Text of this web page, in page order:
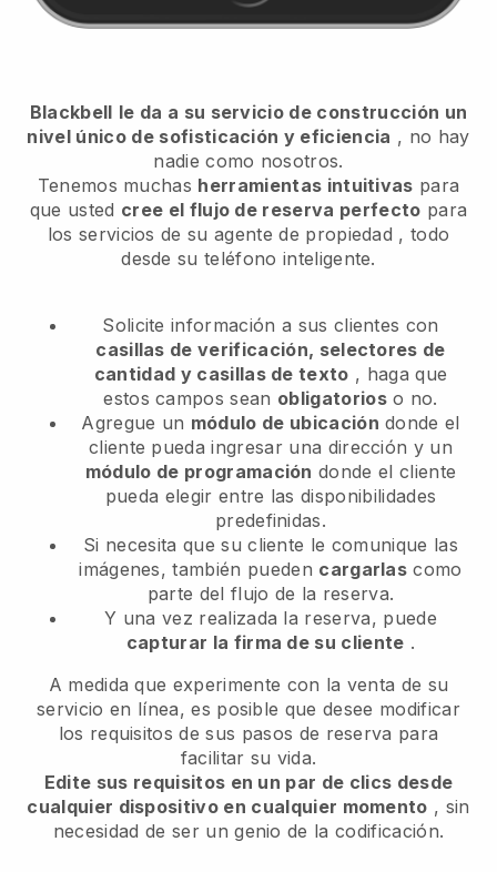
Blackbell le da a su servicio de construcción un
nivel único de sofisticación y eficiencia , no hay
nadie como nosotros.
Tenemos muchas herramientas intuitivas para
que usted cree el flujo de reserva perfecto para
los servicios de su agente de propiedad , todo
desde su teléfono inteligente.
Solicite información a sus clientes con
casillas de verificación, selectores de
cantidad y casillas de texto , haga que
estos campos sean obligatorioso no.
Agregue un módulo de ubicación donde el
cliente pueda ingresar una dirección y un
módulo de programación donde el cliente
pueda elegir entre las disponibilidades
predefinidas.
Si necesita que su cliente le comunique las
imágenes, también pueden cargarlas como
parte del flujo de la reserva.
Y una vez realizada la reserva, puede
capturar la firma de su cliente .
A medida que experimente con la venta de su
servicio en línea, es posible que desee modificar
los requisitos de sus pasos de reserva para
facilitar su vida.
Edite sus requisitos en un par de clics desde
cualquier dispositivo en cualquier momento , sin
necesidad de ser un genio de la codificación.